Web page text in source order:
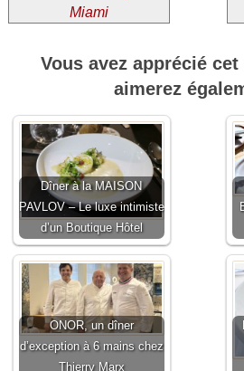
Miami
Vous avez apprécié
aimerez
Dîner à la MAISON
PAVLOV – Le luxe intimiste
d’un Boutique Hôtel
ONOR, un dîner
d’exception à 6 mains chez
Thierry Marx